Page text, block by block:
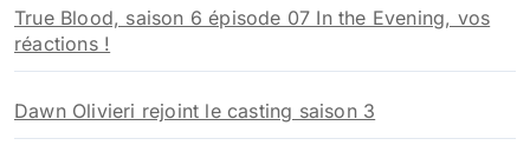
True Blood, saison 6 épisode 07 In the Evening, vos
réactions !
Dawn Olivieri rejoint le casting saison 3